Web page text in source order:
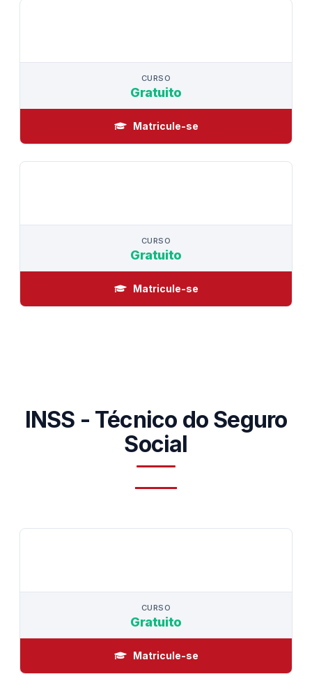
CURSO
Gratuito
Matricule-se
CURSO
Gratuito
Matricule-se
INSS - Técnico do Seguro
Social
CURSO
Gratuito
Matricule-se